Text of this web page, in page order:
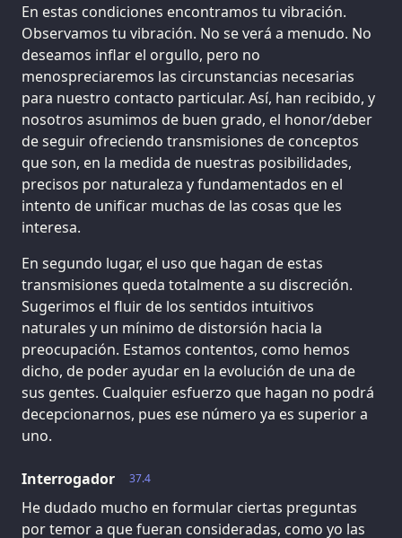
En estas condiciones encontramos tu vibración.
Observamos tu vibración. No se verá a menudo. No
deseamos inflar el orgullo, pero no
menospreciaremos las circunstancias necesarias
para nuestro contacto particular. Así, han recibido, y
nosotros asumimos de buen grado, el honor/deber
de seguir ofreciendo transmisiones de conceptos
que son, en la medida de nuestras posibilidades,
precisos por naturaleza y fundamentados en el
intento de unificar muchas de las cosas que les
interesa.
En segundo lugar, el uso que hagan de estas
transmisiones queda totalmente a su discreción.
Sugerimos el fluir de los sentidos intuitivos
naturales y un mínimo de distorsión hacia la
preocupación. Estamos contentos, como hemos
dicho, de poder ayudar en la evolución de una de
sus gentes. Cualquier esfuerzo que hagan no podrá
decepcionarnos, pues ese número ya es superior a
uno.
37.4
Interrogador
He dudado mucho en formular ciertas preguntas
por temor a que fueran consideradas, como yo las